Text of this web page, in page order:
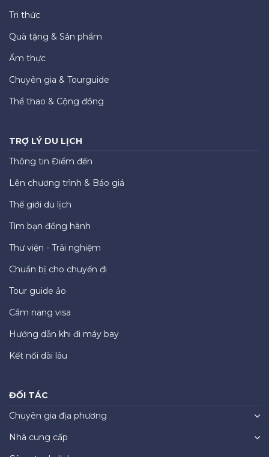
Tri thức
Quà tặng & Sản phẩm
Ẩm thực
Chuyên gia & Tourguide
Thể thao & Cộng đồng
TRỢ LÝ DU LỊCH
Thông tin Điểm đến
Lên chương trình & Báo giá
Thế giới du lịch
Tìm bạn đồng hành
Thư viện - Trải nghiệm
Chuẩn bị cho chuyến đi
Tour guide ảo
Cẩm nang visa
Hướng dẫn khi đi máy bay
Kết nối dài lâu
ĐỐI TÁC
Chuyên gia địa phương
Nhà cung cấp